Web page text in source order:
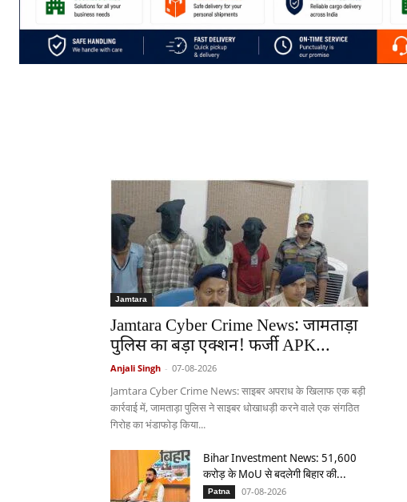
Jamtara
Jamtara Cyber Crime News: जामताड़ा
पुलिस का बड़ा एक्शन! फर्जी APK...
Anjali Singh - 07-08-2026
Jamtara Cyber Crime News: साइबर अपराध के खिलाफ एक बड़ी
कार्रवाई में, जामताड़ा पुलिस ने साइबर धोखाधड़ी करने वाले एक संगठित
गिरोह का भंडाफोड़ किया...
Bihar Investment News: 51,600
करोड़ के MoU से बदलेगी बिहार की...
Patna 07-08-2026